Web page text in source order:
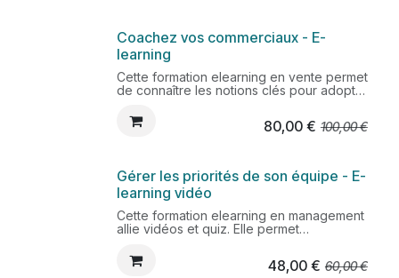
Coachez vos commerciaux - E-
learning
Cette formation elearning en vente permet
de connaître les notions clés pour adopter
commerciaux afin de les aider à être plus
performants.
80,00€ 100,00€
Gérer les priorités de son équipe - E-
learning vidéo
Cette formation elearning en management
allie vidéos et quiz. Elle permet
compte des contraintes individuelles,
construire une équipe autonome et
48,00€ 60,00€